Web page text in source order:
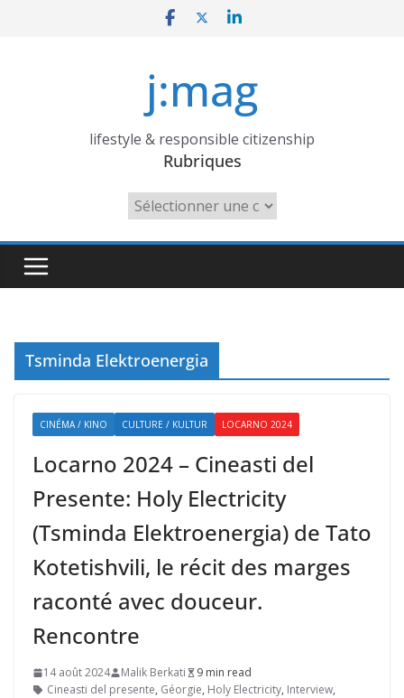
j:mag
lifestyle & responsible citizenship
Rubriques
Rubriques
Tsminda Elektroenergia
CINÉMA / KINO CULTURE / KULTUR LOCARNO 2024
Locarno 2024 – Cineasti del
Presente: Holy Electricity
(Tsminda Elektroenergia) de Tato
Kotetishvili, le récit des marges
raconté avec douceur.
Rencontre
14 août 2024 Malik Berkati
9 min read
Cineasti del presente, Géorgie, Holy Electricity, Interview,